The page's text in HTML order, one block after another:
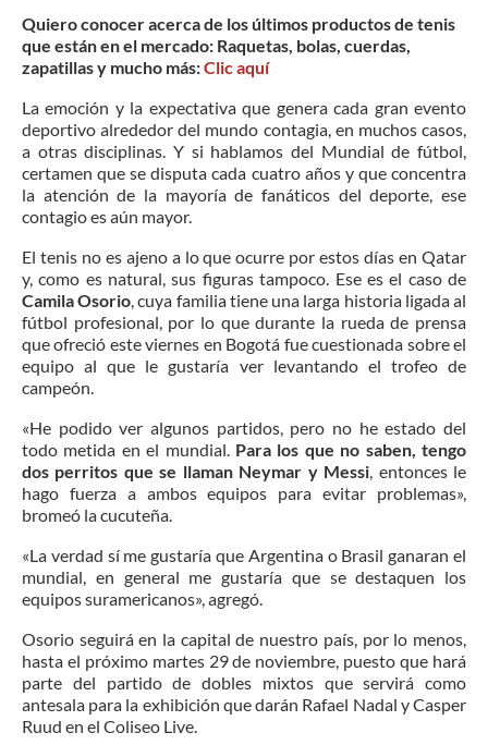
Quiero conocer acerca de los últimos productos de tenis
que están en el mercado: Raquetas, bolas, cuerdas,
zapatillas y mucho más:Clic aquí
La emoción y la expectativa que genera cada gran evento
deportivo alrededor del mundo contagia, en muchos casos,
a otras disciplinas. Y si hablamos del Mundial de fútbol,
certamen que se disputa cada cuatro años y que concentra
la atención de la mayoría de fanáticos del deporte, ese
contagio es aún mayor.
El tenis no es ajeno a lo que ocurre por estos días en Qatar
y, como es natural, sus figuras tampoco. Ese es el caso de
Camila Osorio , cuya familia tiene una larga historia ligada al
fútbol profesional, por lo que durante la rueda de prensa
que ofreció este viernes en Bogotá fue cuestionada sobre el
equipo al que le gustaría ver levantando el trofeo de
campeón.
«He podido ver algunos partidos, pero no he estado del
todo metida en el mundial. Para los que no saben, tengo
dos perritos que se llaman Neymar y Messi , entonces le
hago fuerza a ambos equipos para evitar problemas»,
bromeó la cucuteña.
«La verdad sí me gustaría que Argentina o Brasil ganaran el
mundial, en general me gustaría que se destaquen los
equipos suramericanos», agregó.
Osorio seguirá en la capital de nuestro país, por lo menos,
hasta el próximo martes 29 de noviembre, puesto que hará
parte del partido de dobles mixtos que servirá como
antesala para la exhibición que darán Rafael Nadal y Casper
Ruud en el Coliseo Live.